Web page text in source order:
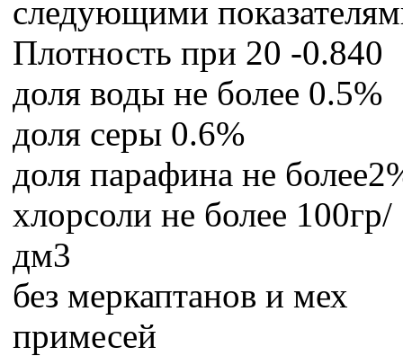
следующими
Плотность при 20 -0.840
доля воды не более 0.5%
доля серы 0.6%
доля парафина не
хлорсоли не более 100гр/
дм3
без меркаптанов и мех
примесей